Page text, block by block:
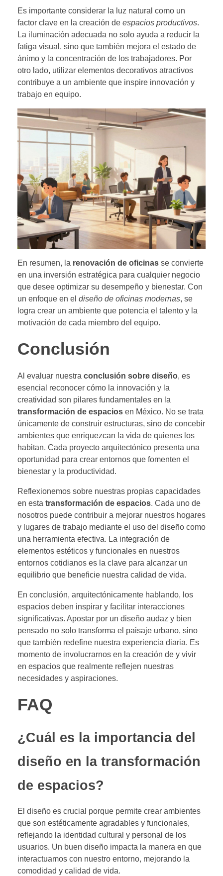
Es importante considerar la luz natural como un
factor clave en la creación de espacios productivos.
La iluminación adecuada no solo ayuda a reducir la
fatiga visual, sino que también mejora el estado de
ánimo y la concentración de los trabajadores. Por
otro lado, utilizar elementos decorativos atractivos
contribuye a un ambiente que inspire innovación y
trabajo en equipo.
En resumen, la renovación de oficinas se convierte
en una inversión estratégica para cualquier negocio
que desee optimizar su desempeño y bienestar. Con
un enfoque en el diseño de oficinas modernas, se
logra crear un ambiente que potencia el talento y la
motivación de cada miembro del equipo.
Conclusión
Al evaluar nuestra conclusión sobre diseño, es
esencial reconocer cómo la innovación y la
creatividad son pilares fundamentales en la
transformación de espacios en México. No se trata
únicamente de construir estructuras, sino de concebir
ambientes que enriquezcan la vida de quienes los
habitan. Cada proyecto arquitectónico presenta una
oportunidad para crear entornos que fomenten el
bienestar y la productividad.
Reflexionemos sobre nuestras propias capacidades
en esta transformación de espacios. Cada uno de
nosotros puede contribuir a mejorar nuestros hogares
y lugares de trabajo mediante el uso del diseño como
una herramienta efectiva. La integración de
elementos estéticos y funcionales en nuestros
entornos cotidianos es la clave para alcanzar un
equilibrio que beneficie nuestra calidad de vida.
En conclusión, arquitectónicamente hablando, los
espacios deben inspirar y facilitar interacciones
significativas. Apostar por un diseño audaz y bien
pensado no solo transforma el paisaje urbano, sino
que también redefine nuestra experiencia diaria. Es
momento de involucrarnos en la creación de y vivir
en espacios que realmente reflejen nuestras
necesidades y aspiraciones.
FAQ
¿Cuál es la importancia del
diseño en la transformación
de espacios?
El diseño es crucial porque permite crear ambientes
que son estéticamente agradables y funcionales,
reflejando la identidad cultural y personal de los
usuarios. Un buen diseño impacta la manera en que
interactuamos con nuestro entorno, mejorando la
comodidad y calidad de vida.